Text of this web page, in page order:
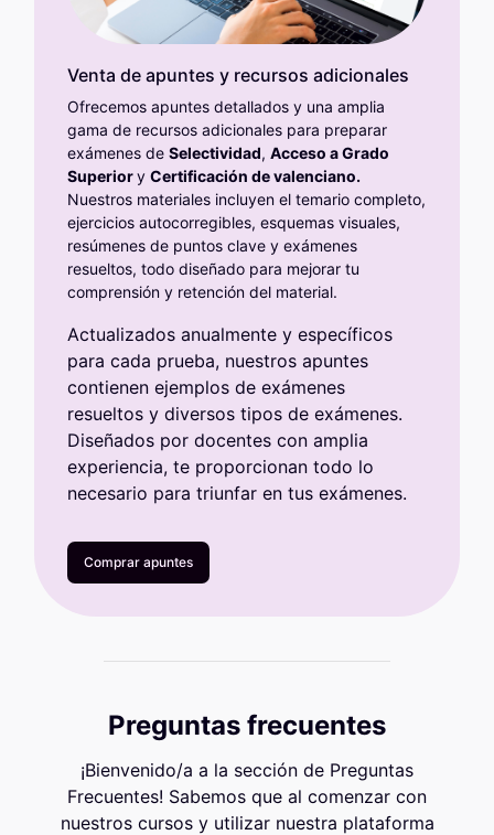
Venta de apuntes y recursos adicionales
Ofrecemos apuntes detallados y una amplia
gama de recursos adicionales para preparar
exámenes deSelectividad,Acceso a Grado
SuperioryCertificación de valenciano.
Nuestros materiales incluyen el temario completo,
ejercicios autocorregibles, esquemas visuales,
resúmenes de puntos clave y exámenes
resueltos, todo diseñado para mejorar tu
comprensión y retención del material.
Actualizados anualmente y específicos
para cada prueba, nuestros apuntes
contienen ejemplos de exámenes
resueltos y diversos tipos de exámenes.
Diseñados por docentes con amplia
experiencia, te proporcionan todo lo
necesario para triunfar en tus exámenes.
Comprar apuntes
Preguntas frecuentes
¡Bienvenido/a a la sección de Preguntas
Frecuentes! Sabemos que al comenzar con
nuestros cursos y utilizar nuestra plataforma